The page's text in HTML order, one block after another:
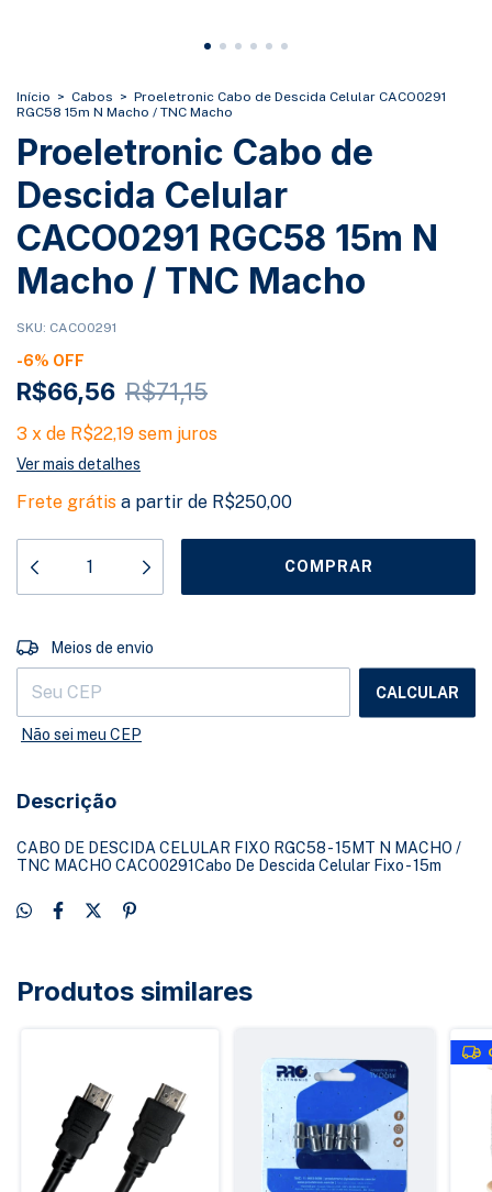
Início > Cabos > Proeletronic Cabo de Descida Celular CACO0291
RGC58 15m N Macho / TNC Macho
Proeletronic Cabo de
Descida Celular
CACO0291 RGC58 15m N
Macho / TNC Macho
SKU: CACO0291
-6% OFF
R$66,56 R$71,15
3 x de R$22,19 sem juros
Ver mais detalhes
Frete grátis a partir de R$250,00
Entregas para o CEP:
Meios de envio
CALCULAR
Não sei meu CEP
Descrição
CABO DE DESCIDA CELULAR FIXO RGC58 - 15MT N MACHO /
TNC MACHO CACO0291Cabo De Descida Celular Fixo - 15m
Produtos similares